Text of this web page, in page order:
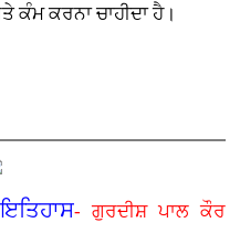
ਕੰਮ ਕਰਨਾ ਚਾਹੀਦਾ ਹੈ।
- ਗੁਰਦੀਸ਼ ਪਾਲ ਕੌਰ